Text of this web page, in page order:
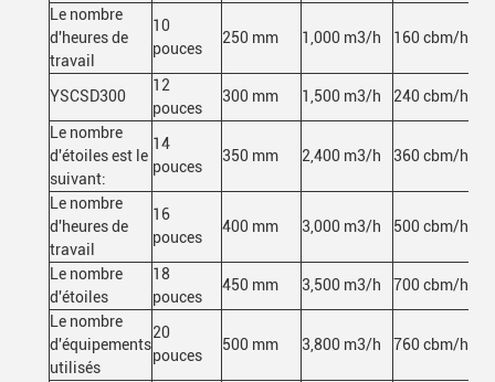
Le nombre
d'heures de
travail
10
pouces
250 mm 1,000 m3/h 160 cbm/h
YSCSD300
12
pouces
300 mm 1,500 m3/h 240 cbm/h
Le nombre
d'étoiles est le
suivant:
14
pouces
350 mm 2,400 m3/h 360 cbm/h
Le nombre
d'heures de
travail
16
pouces
400 mm 3,000 m3/h 500 cbm/h
Le nombre
d'étoiles
18
pouces
450 mm 3,500 m3/h 700 cbm/h
Le nombre
d'équipements
utilisés
20
pouces
500 mm 3,800 m3/h 760 cbm/h